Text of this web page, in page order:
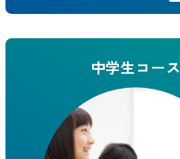
中学生コース